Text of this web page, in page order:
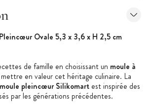
Ovale 5,3 x 3,6 x H 2,5 cm
de famille en choisissant un moule à
en valeur cet héritage culinaire. La
moule pleincœur Silikomart est inspirée des
par les générations précédentes.